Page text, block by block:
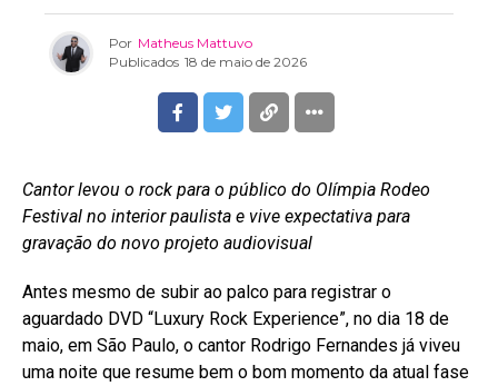
Por Matheus Mattuvo
Publicados 18 de maio de 2026
Cantor levou o rock para o público do Olímpia Rodeo
Festival no interior paulista e vive expectativa para
gravação do novo projeto audiovisual
Antes mesmo de subir ao palco para registrar o
aguardado DVD “Luxury Rock Experience”, no dia 18 de
maio, em São Paulo, o cantor Rodrigo Fernandes já viveu
uma noite que resume bem o bom momento da atual fase